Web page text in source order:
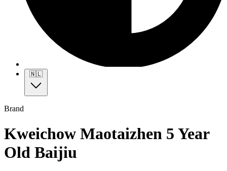
🇳🇱
Brand
Kweichow Maotaizhen 5 Year
Old Baijiu